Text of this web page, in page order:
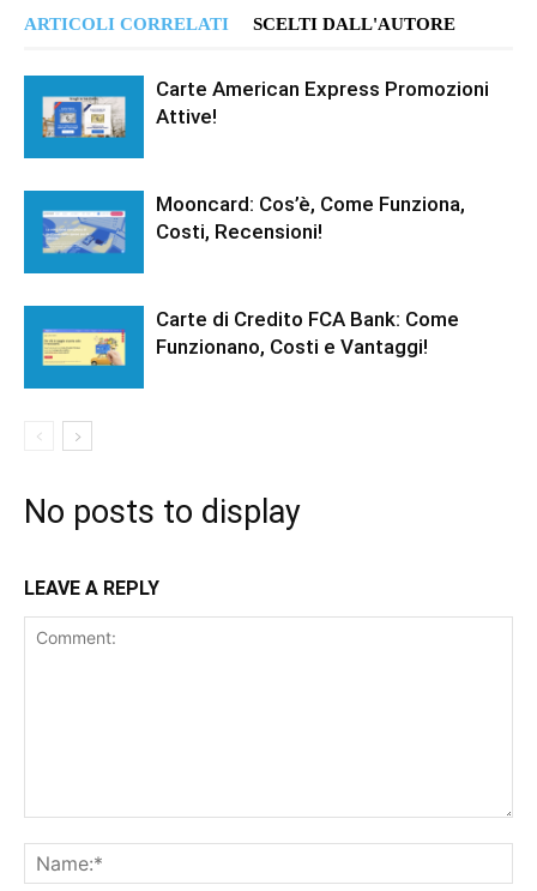
ARTICOLI CORRELATI SCELTI DALL'AUTORE
Carte American Express Promozioni
Attive!
Mooncard: Cos’è, Come Funziona,
Costi, Recensioni!
Carte di Credito FCA Bank: Come
Funzionano, Costi e Vantaggi!
No posts to display
LEAVE A REPLY